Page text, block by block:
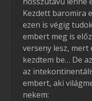
Kezdett baromira
ezen is végig
embert meg is
verseny lesz, mert
kezdtem be… De
az
embert, aki
nekem: